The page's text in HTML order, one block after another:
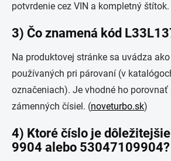
potvrdenie cez VIN a kompletný štítok.
3) Čo znamená kód
Na produktovej stránke sa uvádza
používaných pri párovaní (v
označeniach). Je vhodné ho
zámenných čísiel. (noveturbo.sk)
4) Ktoré číslo je
9904 alebo 53047109904?